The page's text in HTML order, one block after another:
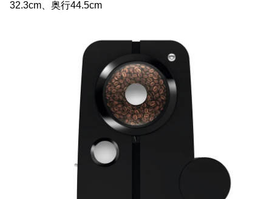
32.3cm、奥行44.5cm